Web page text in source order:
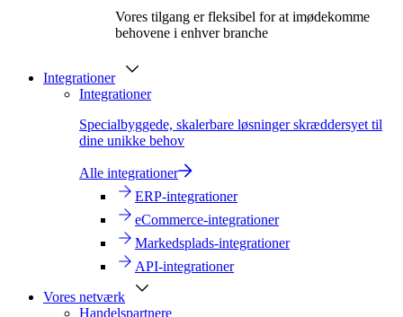
Vores tilgang er fleksibel for at imødekomme
behovene i enhver branche
Integrationer
Integrationer
Specialbyggede, skalerbare løsninger skræddersyet til
dine unikke behov
Alle integrationer
ERP-integrationer
eCommerce-integrationer
Markedsplads-integrationer
API-integrationer
Vores netværk
Handelspartnere